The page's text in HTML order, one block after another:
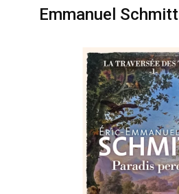
Emmanuel Schmitt